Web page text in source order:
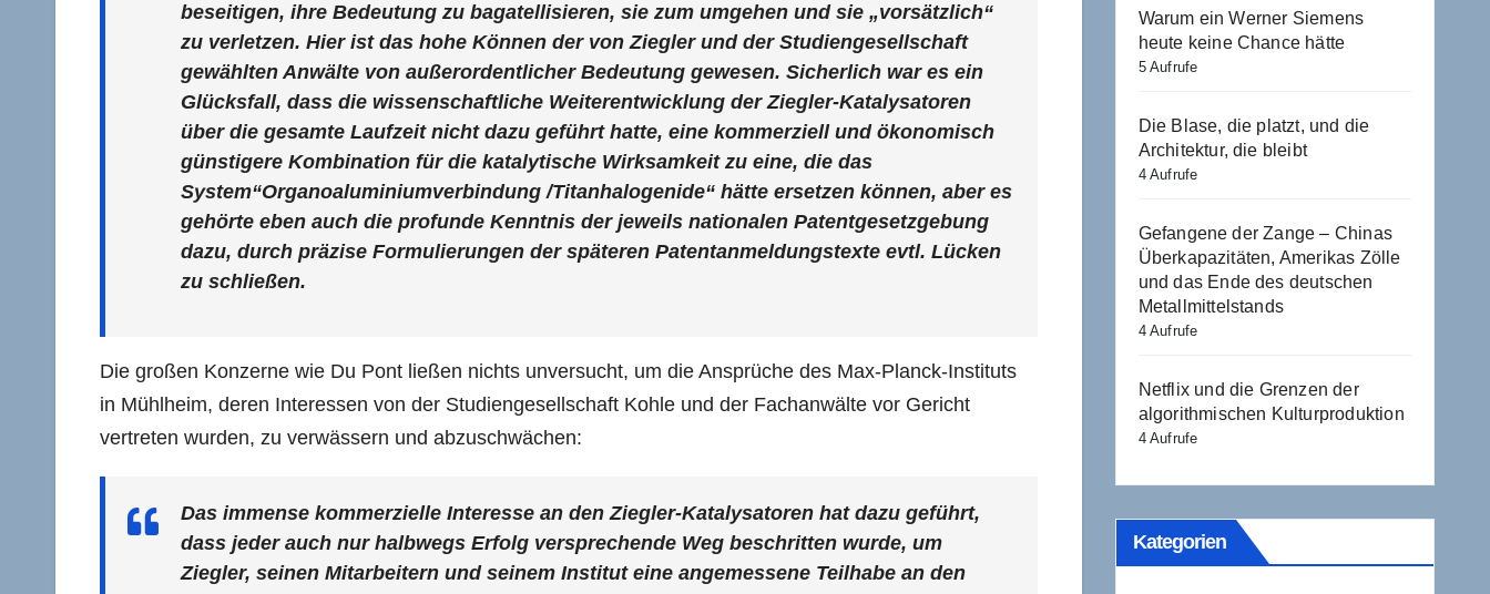
beseitigen, ihre Bedeutung zu bagatellisieren, sie zum umgehen und sie „vorsätzlich“
zu verletzen. Hier ist das hohe Können der von Ziegler und der Studiengesellschaft
gewählten Anwälte von außerordentlicher Bedeutung gewesen. Sicherlich war es ein
Glücksfall, dass die wissenschaftliche Weiterentwicklung der Ziegler-Katalysatoren
über die gesamte Laufzeit nicht dazu geführt hatte, eine kommerziell und ökonomisch
günstigere Kombination für die katalytische Wirksamkeit zu eine, die das
System“Organoaluminiumverbindung /Titanhalogenide“ hätte ersetzen können, aber es
gehörte eben auch die profunde Kenntnis der jeweils nationalen Patentgesetzgebung
dazu, durch präzise Formulierungen der späteren Patentanmeldungstexte evtl. Lücken
zu schließen.
Die großen Konzerne wie Du Pont ließen nichts unversucht, um die Ansprüche des Max-Planck-Instituts
in Mühlheim, deren Interessen von der Studiengesellschaft Kohle und der Fachanwälte vor Gericht
vertreten wurden, zu verwässern und abzuschwächen:
Das immense kommerzielle Interesse an den Ziegler-Katalysatoren hat dazu geführt,
dass jeder auch nur halbwegs Erfolg versprechende Weg beschritten wurde, um
Ziegler, seinen Mitarbeitern und seinem Institut eine angemessene Teilhabe an den
Warum ein Werner Siemens
heute keine Chance hätte
5 Aufrufe
Die Blase, die platzt, und die
Architektur, die bleibt
4 Aufrufe
Gefangene der Zange – Chinas
Überkapazitäten, Amerikas Zölle
und das Ende des deutschen
Metallmittelstands
4 Aufrufe
Netflix und die Grenzen der
algorithmischen Kulturproduktion
4 Aufrufe
Kategorien